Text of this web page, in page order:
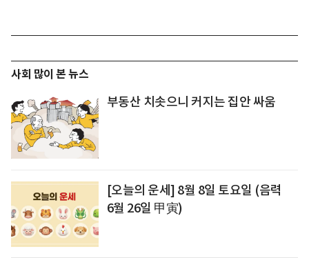
사회 많이 본 뉴스
부동산 치솟으니 커지는 집안 싸움
[오늘의 운세] 8월 8일 토요일 (음력
6월 26일 甲寅)